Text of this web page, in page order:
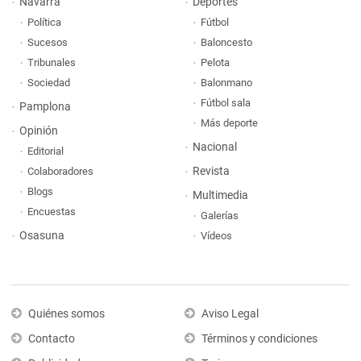
Política
Sucesos
Tribunales
Sociedad
Pamplona
Opinión
Editorial
Colaboradores
Blogs
Encuestas
Osasuna
Fútbol
Baloncesto
Pelota
Balonmano
Fútbol sala
Más deporte
Nacional
Revista
Multimedia
Galerías
Vídeos
Quiénes somos
Contacto
Aviso Legal
Términos y condiciones